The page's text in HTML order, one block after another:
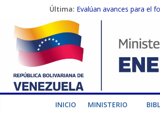
Última: Evalúan avances para el
Inspeccionan trabajos de
Gobierno Nacional activa
Termocarabobo
Condecoran a
INICIO MINISTERIO